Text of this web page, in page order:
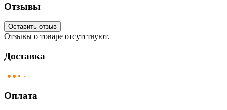
Отзывы
Оставить отзыв
Отзывы о товаре отсутствуют.
Доставка
Оплата